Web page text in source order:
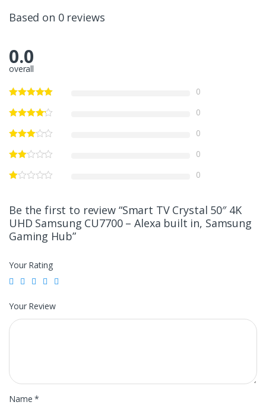
Based on 0 reviews
0.0
overall
0
0
0
0
0
Be the first to review “Smart TV Crystal 50″ 4K
UHD Samsung CU7700 – Alexa built in, Samsung
Gaming Hub”
Your Rating
Your Review
Name*